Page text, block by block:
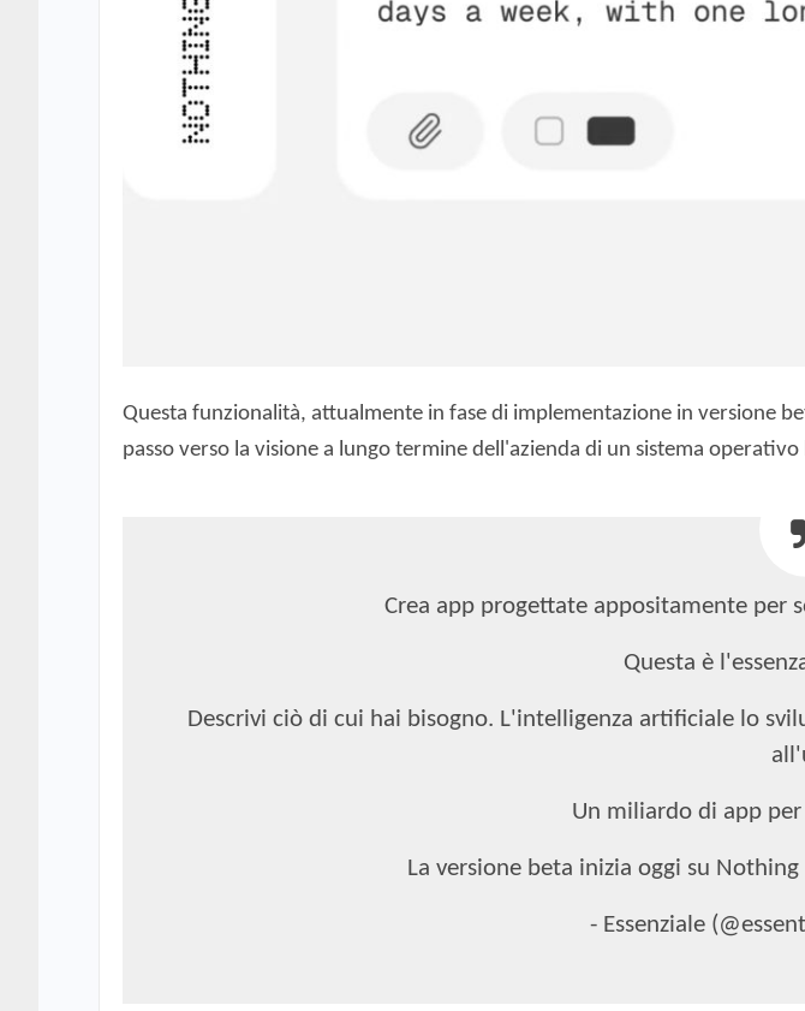
Questa funzionalità, attualmente in fase di implementazione in versione
passo verso la visione a lungo termine dell'azienda di un sistema
Crea app progettate appositamente per
Questa è
Descrivi ciò di cui hai bisogno. L'intelligenza artificiale lo
Un miliardo di app
La versione beta inizia oggi su
- Essenziale